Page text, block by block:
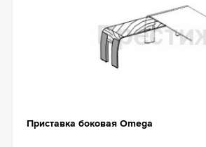
Приставка боковая Omega